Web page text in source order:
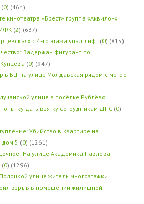
(0) (464)
кинотеатра «Брест» группа «Аквилон»
МФК (2) (637)
с 4-го этажа упал лифт (0) (815)
Задержан фигурант по
(0) (947)
в БЦ на улице Молдавская рядом с метро
улице в посёлке Рублёво
дать взятку сотрудникам ДПС (0)
Убийство в квартире на
дом 5 (0) (1261)
На улице Академика Павлова
(0) (1296)
улице житель многоэтажки
взрыв в помещении жилищной